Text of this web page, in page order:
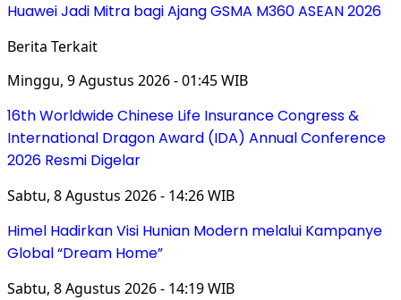
Huawei Jadi Mitra bagi Ajang GSMA M360 ASEAN 2026
Berita Terkait
Minggu, 9 Agustus 2026 - 01:45 WIB
16th Worldwide Chinese Life Insurance Congress &
International Dragon Award (IDA) Annual Conference
2026 Resmi Digelar
Sabtu, 8 Agustus 2026 - 14:26 WIB
Himel Hadirkan Visi Hunian Modern melalui Kampanye
Global “Dream Home”
Sabtu, 8 Agustus 2026 - 14:19 WIB